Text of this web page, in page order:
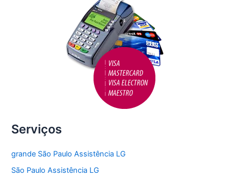
Serviços
grande São Paulo Assistência LG
São Paulo Assistência LG